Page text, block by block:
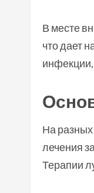
В месте
что дает
инфекции,
На
лечения
Терапии